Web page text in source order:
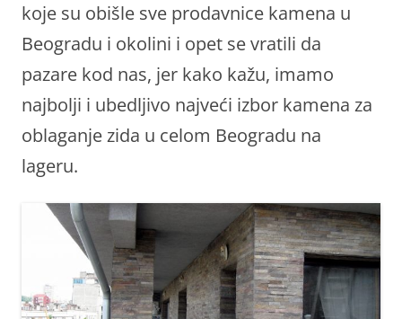
koje su obišle sve prodavnice kamena u
Beogradu i okolini i opet se vratili da
pazare kod nas, jer kako kažu, imamo
najbolji i ubedljivo najveći izbor kamena za
oblaganje zida u celom Beogradu na
lageru.